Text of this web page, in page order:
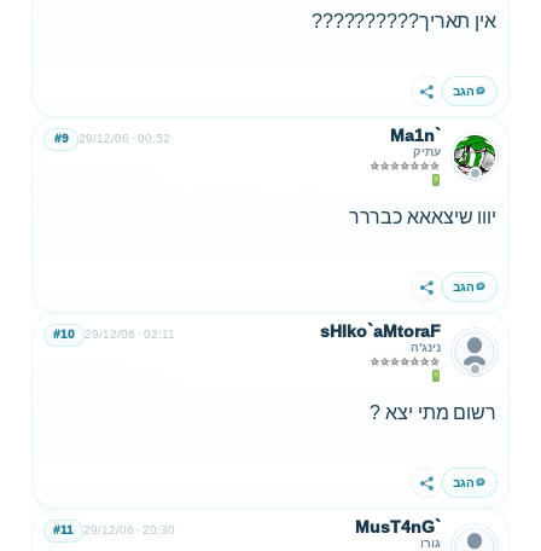
אין תאריך??????????
הגב שתף
Ma1n`
עתיק
29/12/06 00:52
#9
יווו שיצאאא כבררר
הגב שתף
sHIko`aMtoraF
נינג'ה
29/12/06 02:11
#10
רשום מתי יצא ?
הגב שתף
MusT4nG`
גורו
29/12/06 20:30
#11